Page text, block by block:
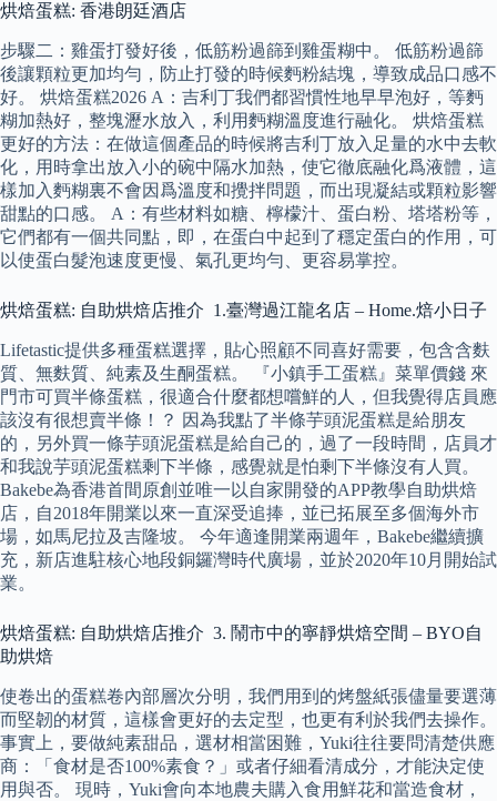
烘焙蛋糕: 香港朗廷酒店
步驟二：雞蛋打發好後，低筋粉過篩到雞蛋糊中。 低筋粉過篩
後讓顆粒更加均勻，防止打發的時候麪粉結塊，導致成品口感不
好。 烘焙蛋糕2026 A：吉利丁我們都習慣性地早早泡好，等麪
糊加熱好，整塊瀝水放入，利用麪糊溫度進行融化。 烘焙蛋糕
更好的方法：在做這個產品的時候將吉利丁放入足量的水中去軟
化，用時拿出放入小的碗中隔水加熱，使它徹底融化爲液體，這
樣加入麪糊裏不會因爲溫度和攪拌問題，而出現凝結或顆粒影響
甜點的口感。 A：有些材料如糖、檸檬汁、蛋白粉、塔塔粉等，
它們都有一個共同點，即，在蛋白中起到了穩定蛋白的作用，可
以使蛋白髮泡速度更慢、氣孔更均勻、更容易掌控。
烘焙蛋糕: 自助烘焙店推介 1.臺灣過江龍名店 – Home.焙小日子
Lifetastic提供多種蛋糕選擇，貼心照顧不同喜好需要，包含含麩
質、無麩質、純素及生酮蛋糕。 『小鎮手工蛋糕』菜單價錢 來
門市可買半條蛋糕，很適合什麼都想嚐鮮的人，但我覺得店員應
該沒有很想賣半條！？ 因為我點了半條芋頭泥蛋糕是給朋友
的，另外買一條芋頭泥蛋糕是給自己的，過了一段時間，店員才
和我說芋頭泥蛋糕剩下半條，感覺就是怕剩下半條沒有人買。
Bakebe為香港首間原創並唯一以自家開發的APP教學自助烘焙
店，自2018年開業以來一直深受追捧，並已拓展至多個海外市
場，如馬尼拉及吉隆坡。 今年適逢開業兩週年，Bakebe繼續擴
充，新店進駐核心地段銅鑼灣時代廣場，並於2020年10月開始試
業。
烘焙蛋糕: 自助烘焙店推介 3. 鬧市中的寧靜烘焙空間 – BYO自
助烘焙
使卷出的蛋糕卷內部層次分明，我們用到的烤盤紙張儘量要選薄
而堅韌的材質，這樣會更好的去定型，也更有利於我們去操作。
事實上，要做純素甜品，選材相當困難，Yuki往往要問清楚供應
商：「食材是否100%素食？」或者仔細看清成分，才能決定使
用與否。 現時，Yuki會向本地農夫購入食用鮮花和當造食材，